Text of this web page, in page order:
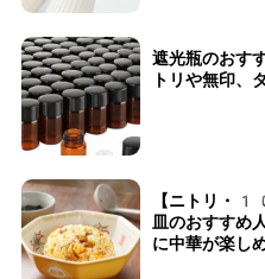
遮光瓶のおす
トリや無印、
【ニトリ・
皿のおすす
に中華が楽し